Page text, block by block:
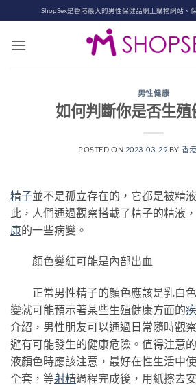
to
content
ShopSex是香港最大的男性保健品網上購物網站、
男性健康
如何判斷你是否生殖
POSTED ON 2023-03-29 BY 香
精子並不是孤立存在的，它都是被精
此，人們通過觀察搭載了精子的精液
康的一些病變。
顏色變紅可能是內部出血
正常男性精子的顏色應該是乳白色
變就可能預示著某些生殖健康方面的
介紹，男性朋友可以通過日常隨時觀
避有可能發生的健康危險。值得注意
液顏色時應該注意，最好在性生活中
全套，等射精過程完成後，用紙擦去